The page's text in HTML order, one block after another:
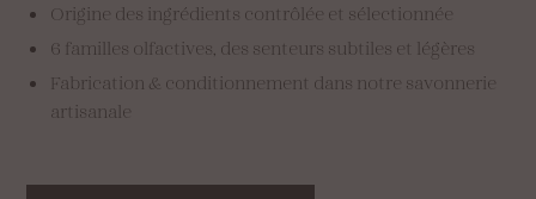
Origine des ingrédients contrôlée et sélectionnée
6 familles olfactives, des senteurs subtiles et légères
Fabrication & conditionnement dans notre savonnerie
artisanale